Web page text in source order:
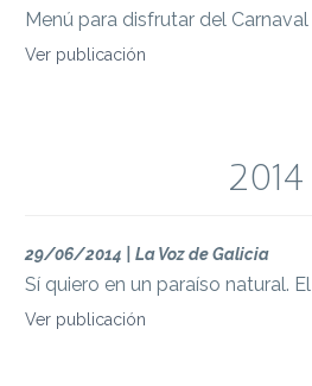
Menú para disfrutar del
Ver publicación
2014
29/06/2014 | La Voz de Galicia
Sí quiero en un paraíso natural.
Ver publicación